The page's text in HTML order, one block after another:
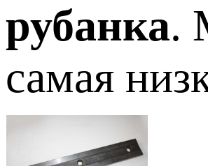
рубанка.
самая